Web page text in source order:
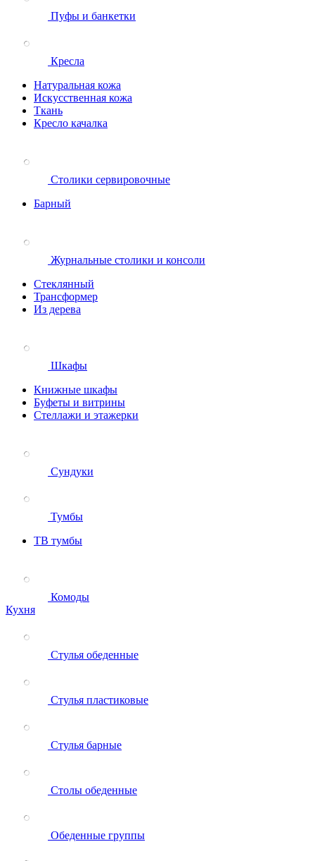
Пуфы и банкетки
Кресла
Натуральная кожа
Искусственная кожа
Ткань
Кресло качалка
Столики сервировочные
Барный
Журнальные столики и консоли
Стеклянный
Трансформер
Из дерева
Шкафы
Книжные шкафы
Буфеты и витрины
Стеллажи и этажерки
Сундуки
Тумбы
ТВ тумбы
Комоды
Кухня
Стулья обеденные
Стулья пластиковые
Стулья барные
Столы обеденные
Обеденные группы